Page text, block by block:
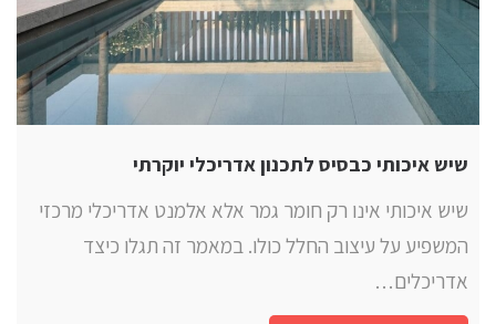
שיש איכותי כבסיס לתכנון אדריכלי יוקרתי
שיש איכותי אינו רק חומר גמר אלא אלמנט אדריכלי מרכזי
המשפיע על עיצוב החלל כולו. במאמר זה תגלו כיצד
אדריכלים…